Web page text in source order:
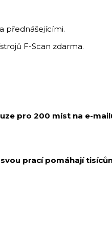
přednášejícími.
F-Scan zdarma.
pro 200 míst na e-
prací pomáhají